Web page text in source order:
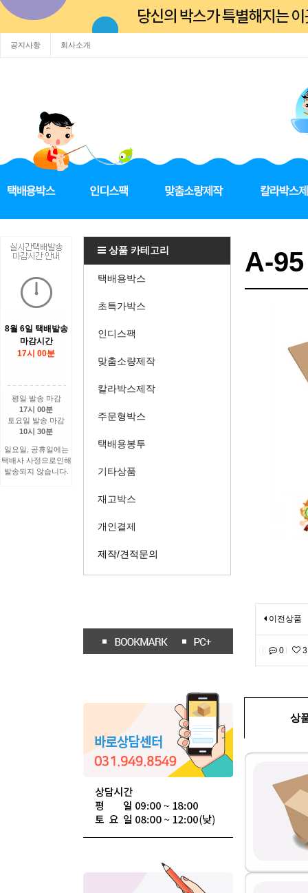
공지사항 회사소개
8월 6일 택배발송
마감시간
17시 00분
평일 발송 마감
17시 00분
토요일 발송 마감
10시 30분
일요일, 공휴일에는
택배사 사정으로인해
발송되지 않습니다.
상품 카테고리
택배용박스
초특가박스
인디스팩
맞춤소량제작
칼라박스제작
주문형박스
택배용봉투
기타상품
재고박스
개인결제
제작/견적문의
A-
이전상품
0 3
상